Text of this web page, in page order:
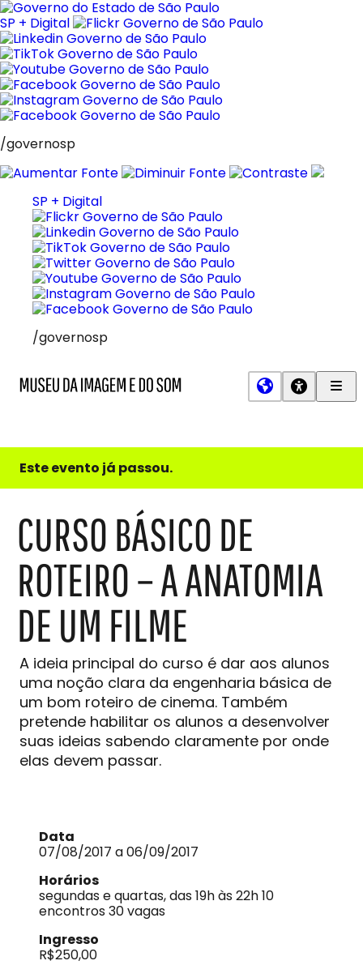
Pular
para
o
conteúdo
SP + Digital
/governosp
SP + Digital
/governosp
e
do
Este evento já passou.
CURSO BÁSICO DE
ROTEIRO – A ANATOMIA
DE UM FILME
A ideia principal do curso é dar aos alunos
uma noção clara da engenharia básica de
um bom roteiro de cinema. Também
pretende habilitar os alunos a desenvolver
suas ideias sabendo claramente por onde
elas devem passar.
Data
07/08/2017 a 06/09/2017
Horários
segundas e quartas, das 19h às 22h 10
encontros 30 vagas
Ingresso
R$250,00